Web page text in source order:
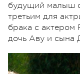
будущий малыш
третьим для
брака с актером
дочь Аву и сына